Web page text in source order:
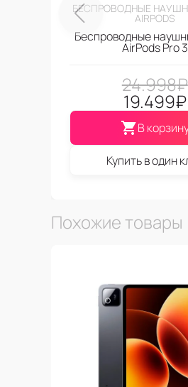
БЕСПРОВОДНЫЕ
AIRPODS
Беспроводные
AirPods Pro 3
24.998₽
19.499₽
В
Купить в один
Похожие товары